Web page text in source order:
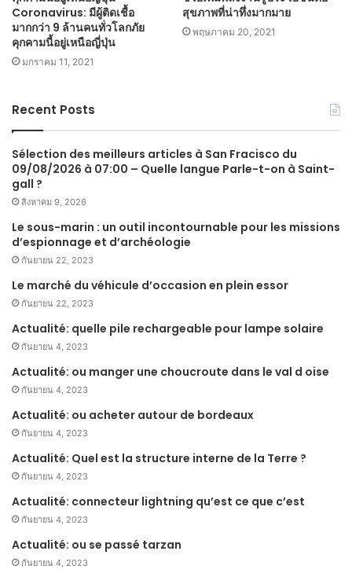
Coronavirus: มีผู้ติดเชื้อ
มากกว่า 9 ล้านคนทั่วโลกภัย
คุกคามนี้อยู่เหนือญี่ปุ่น
มกราคม 11, 2021
สุขภาพที่น่าทึ่งมากมาย
พฤษภาคม 20, 2021
Recent Posts
Sélection des meilleurs articles à San Fracisco du
09/08/2026 à 07:00 – Quelle langue Parle-t-on à Saint-
gall ?
สิงหาคม 9, 2026
Le sous-marin : un outil incontournable pour les missions
d’espionnage et d’archéologie
กันยายน 22, 2023
Le marché du véhicule d’occasion en plein essor
กันยายน 22, 2023
Actualité: quelle pile rechargeable pour lampe solaire
กันยายน 4, 2023
Actualité: ou manger une choucroute dans le val d oise
กันยายน 4, 2023
Actualité: ou acheter autour de bordeaux
กันยายน 4, 2023
Actualité: Quel est la structure interne de la Terre ?
กันยายน 4, 2023
Actualité: connecteur lightning qu’est ce que c’est
กันยายน 4, 2023
Actualité: ou se passé tarzan
กันยายน 4, 2023